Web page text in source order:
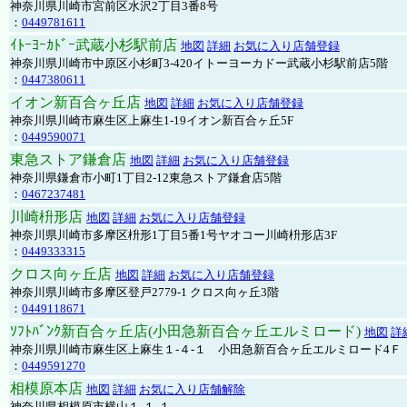
神奈川県川崎市宮前区水沢2丁目3番8号
： 0449781611
ｲﾄｰﾖｰｶﾄﾞｰ武蔵小杉駅前店 地図 詳細 お気に入り店舗登録
神奈川県川崎市中原区小杉町3-420イトーヨーカドー武蔵小杉駅前店5階
： 0447380611
イオン新百合ヶ丘店 地図 詳細 お気に入り店舗登録
神奈川県川崎市麻生区上麻生1-19イオン新百合ヶ丘5F
： 0449590071
東急ストア鎌倉店 地図 詳細 お気に入り店舗登録
神奈川県鎌倉市小町1丁目2-12東急ストア鎌倉店5階
： 0467237481
川崎枡形店 地図 詳細 お気に入り店舗登録
神奈川県川崎市多摩区枡形1丁目5番1号ヤオコー川崎枡形店3F
： 0449333315
クロス向ヶ丘店 地図 詳細 お気に入り店舗登録
神奈川県川崎市多摩区登戸2779-1 クロス向ヶ丘3階
： 0449118671
ｿﾌﾄﾊﾞﾝｸ新百合ヶ丘店(小田急新百合ヶ丘エルミロード) 地図 詳
神奈川県川崎市麻生区上麻生１-４-１ 小田急新百合ヶ丘エルミロード4Ｆ
： 0449591270
相模原本店 地図 詳細 お気に入り店舗解除